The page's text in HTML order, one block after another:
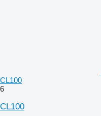
CL100
6
CL100